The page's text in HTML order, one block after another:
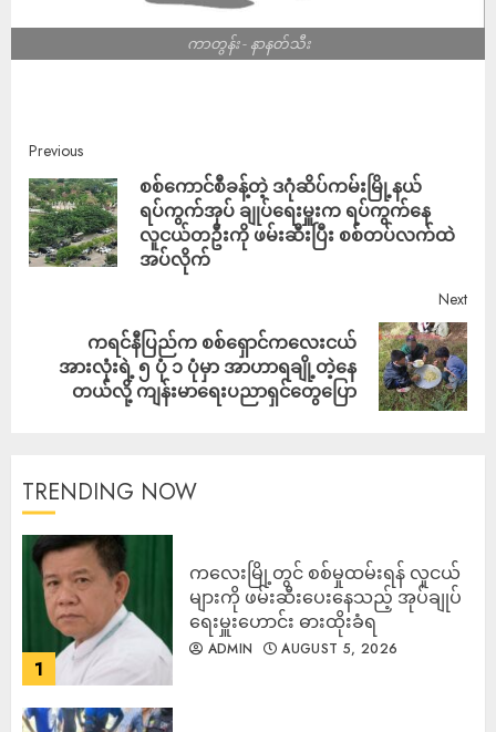
ကာတွန်း - နာနတ်သီး
Previous
စစ်ကောင်စီခန့်တဲ့ ဒဂုံဆိပ်ကမ်းမြို့နယ်
ရပ်ကွက်အုပ် ချုပ်ရေးမှူးက ရပ်ကွက်နေ
လူငယ်တဦးကို ဖမ်းဆီးပြီး စစ်တပ်လက်ထဲ
အပ်လိုက်
Next
ကရင်နီပြည်က စစ်ရှောင်ကလေးငယ်
အားလုံးရဲ့ ၅ ပုံ ၁ ပုံမှာ အာဟာရချို့တဲ့နေ
တယ်လို့ ကျန်းမာရေးပညာရှင်တွေပြော
TRENDING NOW
1
ကလေးမြို့တွင် စစ်မှုထမ်းရန် လူငယ်
များကို ဖမ်းဆီးပေးနေသည့် အုပ်ချုပ်
ရေးမှူးဟောင်း ဓားထိုးခံရ
ADMIN AUGUST 5, 2026